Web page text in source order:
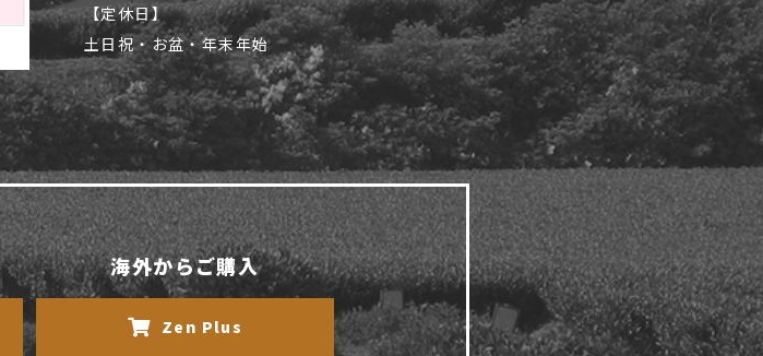
【定休日】
土日祝・お盆・年末年始
海外からご購入
Zen Plus